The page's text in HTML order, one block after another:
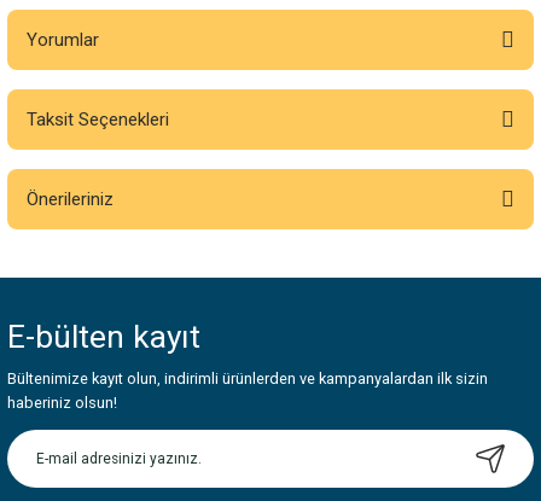
Yorumlar
Bu ürüne ilk yorumu siz yapın!
Taksit Seçenekleri
Önerileriniz
Görüş ve önerileriniz için teşekkür ederiz.
Ürün resmi kalitesiz, bozuk veya görüntülenemiyor.
Ürün açıklamasında eksik bilgiler bulunuyor.
Ürün bilgilerinde hatalar bulunuyor.
E-bülten kayıt
Bültenimize kayıt olun, indirimli ürünlerden ve kampanyalardan ilk sizin
haberiniz olsun!